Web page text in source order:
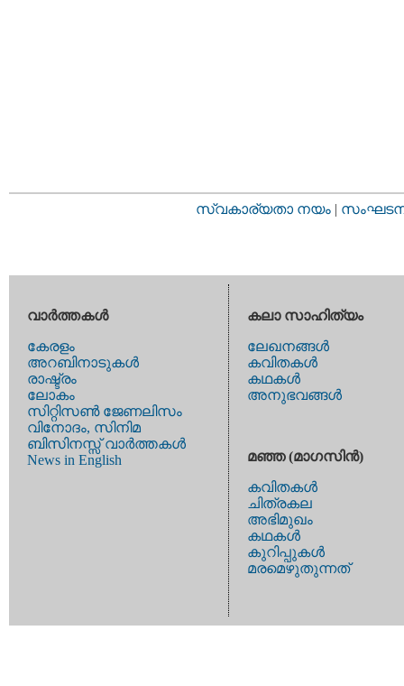
സ്വകാര്യതാ നയം |
വാര്‍ത്തകള്‍
കേരളം
അറബിനാടുകള്‍
രാഷ്ട്രം
ലോകം
സിറ്റിസണ്‍ ജേണലിസം
വിനോദം, സിനിമ
ബിസിനസ്സ് വാര്‍ത്തകള്‍
News in English
കലാ സാഹിത്യം
ലേഖനങ്ങള്‍
കവിതകള്‍
കഥകള്‍
അനുഭവങ്ങള്‍
മഞ്ഞ (മാഗസിന്‍)
കവിതകള്‍
ചിത്രകല
അഭിമുഖം
കഥകള്‍
കുറിപ്പുകള്‍
മരമെഴുതുന്നത്